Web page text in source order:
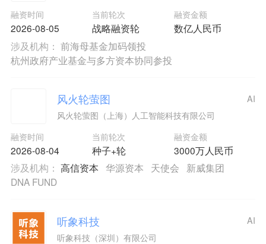
融资时间
2026-08-05
当前轮次
战略融资轮
融资金额
数亿人民币
涉及机构： 前海母基金加码领投
杭州政府产业基金与多方资本协同参投
风火轮萤图
风火轮萤图（上海）人工智能科技有限公司
融资时间
2026-08-04
当前轮次
种子+轮
融资金额
3000万人民币
AI
涉及机构： 高信资本 华源资本 天使会
新威集团
DNA FUND
听象科技
听象科技（深圳）有限公司
AI